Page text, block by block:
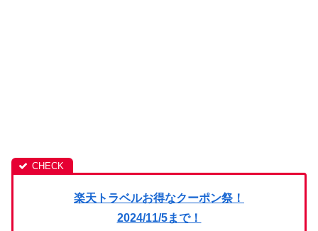
楽天トラベルお得なクーポン祭！
2024/11/5まで！